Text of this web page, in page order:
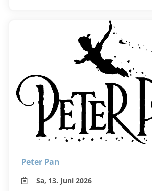
Peter Pan
Sa, 13. Juni 2026